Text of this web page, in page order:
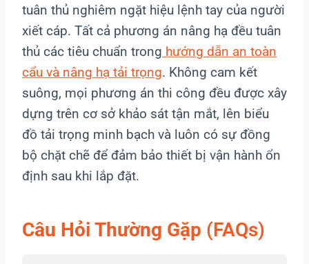
tuân thủ nghiêm ngặt hiệu lệnh tay của người
xiết cáp. Tất cả phương án nâng hạ đều tuân
thủ các tiêu chuẩn trong hướng dẫn an toàn
cẩu và nâng hạ tải trọng. Không cam kết
suông, mọi phương án thi công đều được xây
dựng trên cơ sở khảo sát tận mắt, lên biểu
đồ tải trọng minh bạch và luôn có sự đồng
bộ chặt chẽ để đảm bảo thiết bị vận hành ổn
định sau khi lắp đặt.
Câu Hỏi Thường Gặp (FAQs)